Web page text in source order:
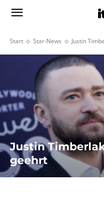
Start Star-News Justin
Justin
geehrt